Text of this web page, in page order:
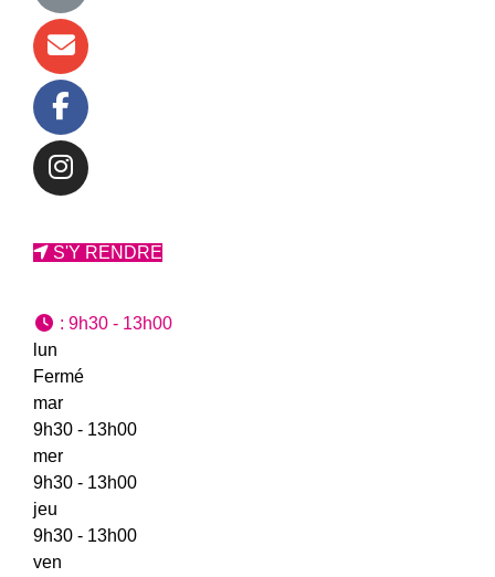
S'Y RENDRE
: 9h30 - 13h00
lun
Fermé
mar
9h30 - 13h00
mer
9h30 - 13h00
jeu
9h30 - 13h00
ven